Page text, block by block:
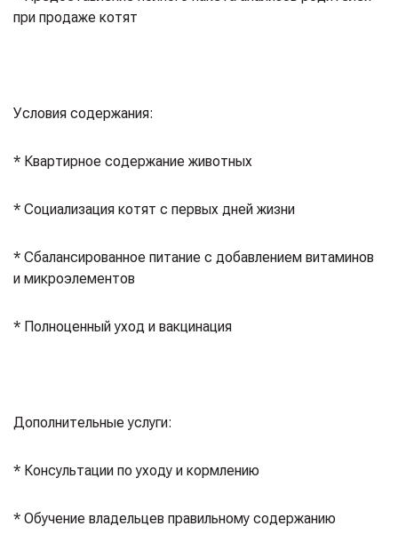
при продаже котят⁣⁣⠀
Условия содержания:⁣⁣⠀
* Квартирное содержание животных⁣⁣⠀
* Социализация котят с первых дней жизни⁣⁣⠀
* Сбалансированное питание с добавлением витаминов
и микроэлементов⁣⁣⠀
* Полноценный уход и вакцинация⁣⁣⠀
Дополнительные услуги:⁣⁣⠀
* Консультации по уходу и кормлению⁣⁣⠀
* Обучение владельцев правильному содержанию⁣⁣⠀